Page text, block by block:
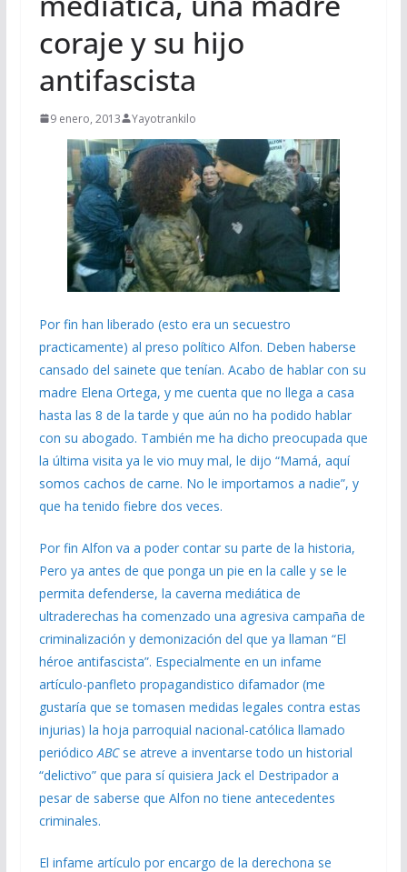
coraje y su hijo
antifascista
9 enero, 2013 Yayotrankilo
Por fin han liberado (esto era un secuestro
practicamente) al preso político Alfon. Deben haberse
cansado del sainete que tenían. Acabo de hablar con su
madre Elena Ortega, y me cuenta que no llega a casa
hasta las 8 de la tarde y que aún no ha podido hablar
con su abogado. También me ha dicho preocupada que
la última visita ya le vio muy mal, le dijo “Mamá, aquí
somos cachos de carne. No le importamos a nadie”, y
que ha tenido fiebre dos veces.
Por fin Alfon va a poder contar su parte de la historia,
Pero ya antes de que ponga un pie en la calle y se le
permita defenderse, la caverna mediática de
ultraderechas ha comenzado una agresiva campaña de
criminalización y demonización del que ya llaman “El
héroe antifascista”. Especialmente en un infame
artículo-panfleto propagandistico difamador (me
gustaría que se tomasen medidas legales contra estas
injurias) la hoja parroquial nacional-católica llamado
periódico ABCse atreve a inventarse todo un historial
“delictivo” que para sí quisiera Jack el Destripador a
pesar de saberse que Alfon no tiene antecedentes
criminales.
El infame artículo por encargo de la derechona se